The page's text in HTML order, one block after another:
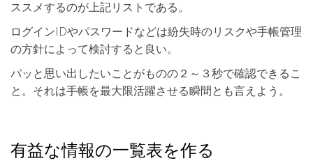
ススメするのが上記リストである。
ログインIDやパスワードなどは紛失時のリスクや手帳管理
の方針によって検討すると良い。
パッと思い出したいことがものの２～３秒で確認できるこ
と。それは手帳を最大限活躍させる瞬間とも言えよう。
有益な情報の一覧表を作る